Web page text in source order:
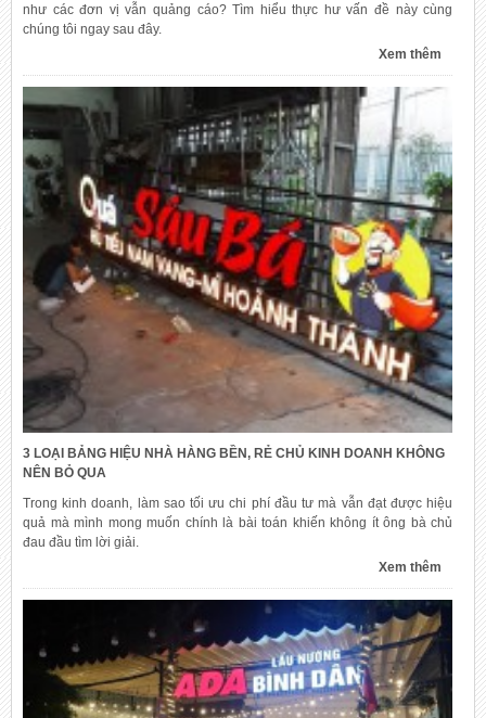
như các đơn vị vẫn quảng cáo? Tìm hiểu thực hư vấn đề này cùng
chúng tôi ngay sau đây.
Xem thêm
3 LOẠI BẢNG HIỆU NHÀ HÀNG BỀN, RẺ CHỦ KINH DOANH KHÔNG
NÊN BỎ QUA
Trong kinh doanh, làm sao tối ưu chi phí đầu tư mà vẫn đạt được hiệu
quả mà mình mong muốn chính là bài toán khiến không ít ông bà chủ
đau đầu tìm lời giải.
Xem thêm